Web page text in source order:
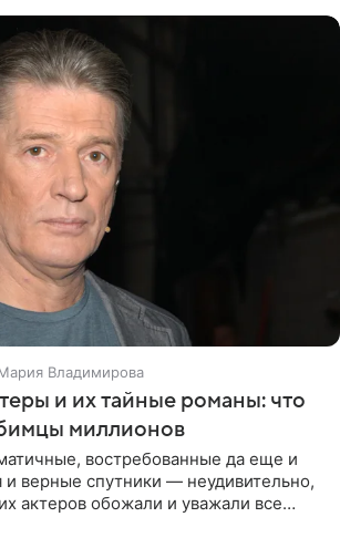
Владимирова
и их тайные романы: что
миллионов
востребованные да еще и
верные спутники — неудивительно,
актеров обожали и уважали все